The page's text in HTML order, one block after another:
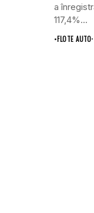
a
117,4%...
•FLOTE AUTO